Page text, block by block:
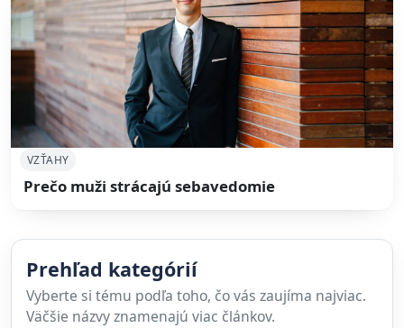
VZŤAHY
Prečo muži strácajú sebavedomie
Prehľad kategórií
Vyberte si tému podľa toho, čo vás zaujíma najviac.
Väčšie názvy znamenajú viac článkov.